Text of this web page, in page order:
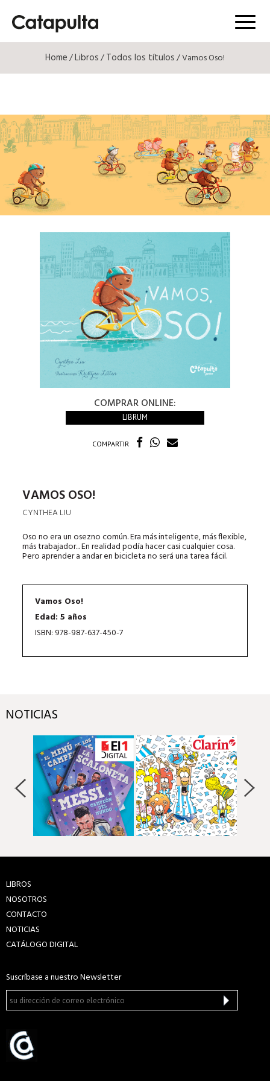
Menú
Home/Libros/Todos los títulos/ Vamos Oso!
COMPRAR ONLINE:
LIBRUM
COMPARTIR
VAMOS OSO!
CYNTHEA LIU
Oso no era un osezno común. Era más inteligente, más flexible,
más trabajador... En realidad podía hacer casi cualquier cosa.
Pero aprender a andar en bicicleta no será una tarea fácil.
Vamos Oso!
Edad: 5 años
ISBN: 978-987-637-450-7
NOTICIAS
LIBROS
NOSOTROS
CONTACTO
NOTICIAS
CATÁLOGO DIGITAL
Suscríbase a nuestro Newsletter